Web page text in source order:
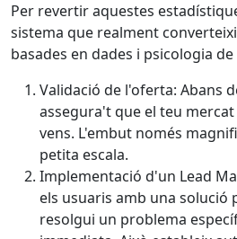
Per revertir aquestes
sistema que realment
basades en dades i psicologia
Validació de l'oferta: Abans
assegura't que el teu
vens. L'embut només
petita escala.
Implementació d'un Lead
els usuaris amb una solució
resolgui un problema